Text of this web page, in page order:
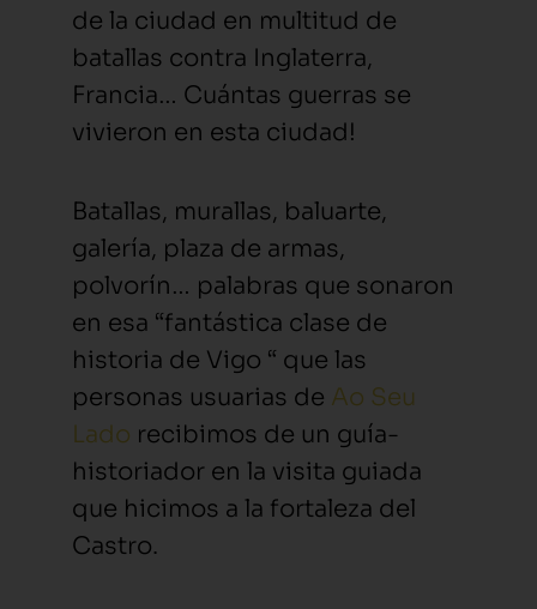
de la ciudad en multitud de
batallas contra Inglaterra,
Francia… Cuántas guerras se
vivieron en esta ciudad!
Batallas, murallas, baluarte,
galería, plaza de armas,
polvorín… palabras que sonaron
en esa “fantástica clase de
historia de Vigo “ que las
personas usuarias de Ao Seu
Lado recibimos de un guía-
historiador en la visita guiada
que hicimos a la fortaleza del
Castro.